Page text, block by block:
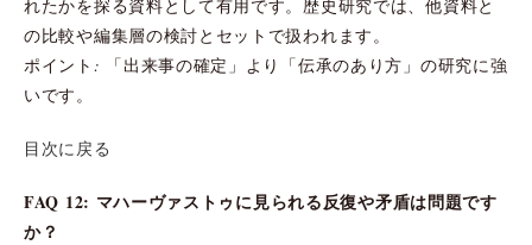
れたかを探る資料として有用です。歴史研究では、他資料と
の比較や編集層の検討とセットで扱われます。
ポイント: 「出来事の確定」より「伝承のあり方」の研究に強
いです。
目次に戻る
FAQ 12: マハーヴァストゥに見られる反復や矛盾は問題です
か？